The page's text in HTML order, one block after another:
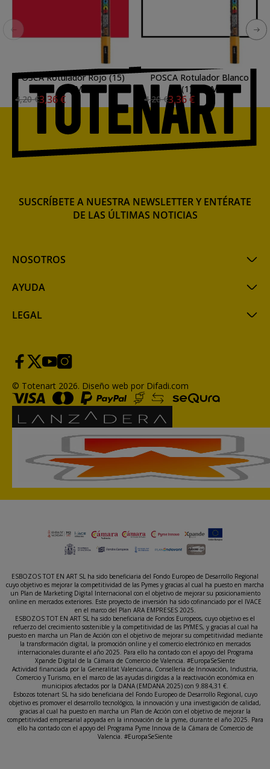
POSCA Rotulador Rojo (15)
PC3M
4,20 €3,36 €
POSCA Rotulador Blanco
(1) PC3M
4,20 €3,36 €
NOSOTROS
AYUDA
LEGAL
SUSCRÍBETE A NUESTRA NEWSLETTER Y ENTÉRATE
DE LAS ÚLTIMAS NOTICIAS
© Totenart 2026. Diseño web por Difadi.com
ESBOZOS TOT EN ART SL ha sido beneficiaria del Fondo Europeo de Desarrollo Regional
cuyo objetivo es mejorar la competitividad de las Pymes y gracias al cual ha puesto en marcha
un Plan de Marketing Digital Internacional con el objetivo de mejorar su posicionamiento
online en mercados exteriores. Este proyecto de inversión ha sido cofinanciado por el IVACE
en el marco del Plan ARA EMPRESES 2025.
ESBOZOS TOT EN ART SL ha sido beneficiaria de Fondos Europeos, cuyo objetivo es el
refuerzo del crecimiento sostenible y la competitividad de las PYMES, y gracias al cual ha
puesto en marcha un Plan de Acción con el objetivo de mejorar su competitividad mediante
la transformación digital, la promoción online y el comercio electrónico en mercados
internacionales durante el año 2025. Para ello ha contado con el apoyo del Programa
Xpande Digital de la Cámara de Comercio de Valencia. #EuropaSeSiente
Actividad financiada por la Generalitat Valenciana, Conselleria de Innovación, Industria,
Comercio y Turismo, en el marco de las ayudas dirigidas a la reactivación económica en
municipios afectados por la DANA (EMDANA 2025) con 9.884,31 €.
Esbozos totenart SL ha sido beneficiaria del Fondo Europeo de Desarrollo Regional, cuyo
objetivo es promover el desarrollo tecnológico, la innovación y una investigación de calidad,
gracias al cual ha puesto en marcha un Plan de Acción con el objetivo de mejorar la
competitividad empresarial apoyada en la innovación de la pyme, durante el año 2025. Para
ello ha contado con el apoyo del Programa Pyme Innova de la Cámara de Comercio de
Valencia. #EuropaSeSiente